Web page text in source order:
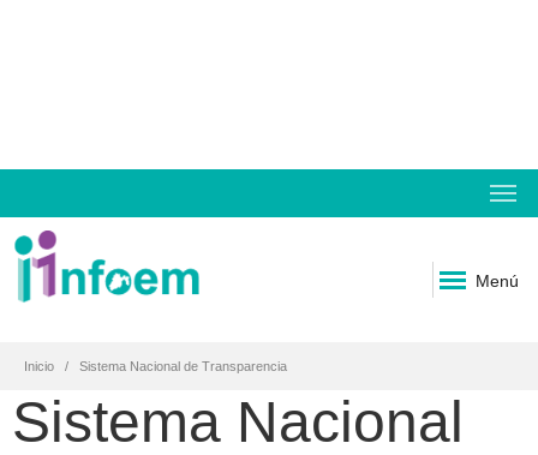
Menú
Inicio Sistema Nacional de Transparencia
Sistema Nacional